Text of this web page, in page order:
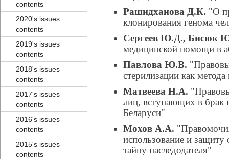
contents
2020's issues
contents
2019's issues
contents
2018's issues
contents
2017's issues
contents
2016's issues
contents
2015's issues
contents
Рашидханова Д.К. "О
клонирования генома
Сергеев Ю.Д., Бисюк
медицинской помощи в
Павлова Ю.В.
стерилизации как
Матвеева Н.А.
лиц, вступающих в брак
Беларуси"
Мохов А.А.
использование и
тайну наследодателя"